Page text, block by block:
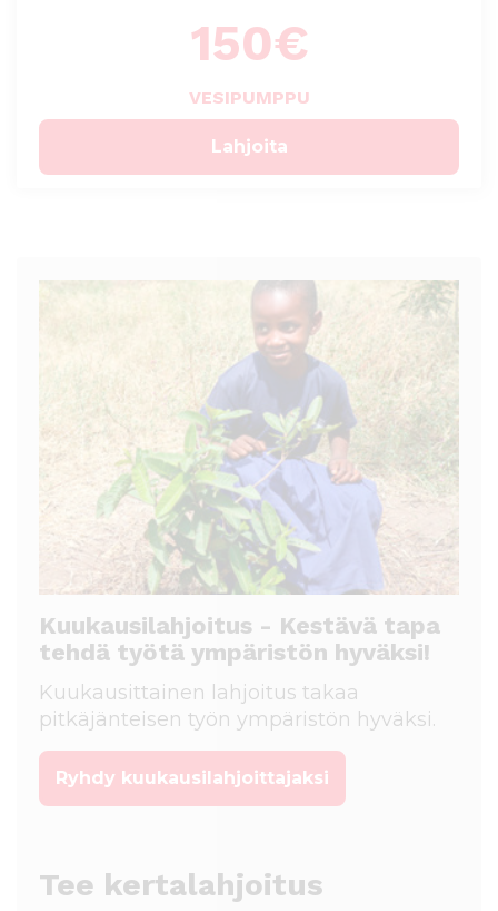
150€
VESIPUMPPU
Lahjoita
Kuukausilahjoitus - Kestävä tapa
tehdä työtä ympäristön hyväksi!
Kuukausittainen lahjoitus takaa
pitkäjänteisen työn ympäristön hyväksi.
Ryhdy kuukausilahjoittajaksi
Tee kertalahjoitus